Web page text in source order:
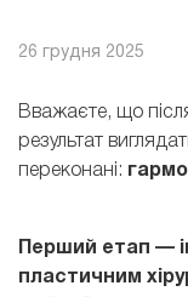
26 грудня 2025
Вважаєте, що
результат
переконані:
Перший етап —
пластичним